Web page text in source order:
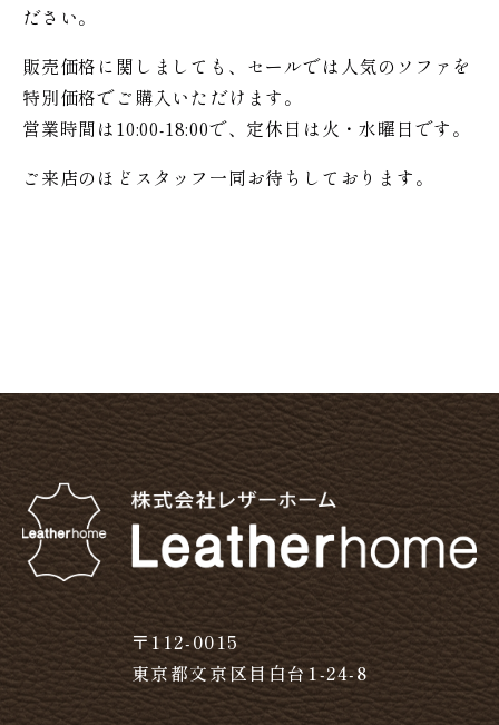
ださい。
販売価格に関しましても、セールでは人気のソファを
特別価格でご購入いただけます。
営業時間は10:00-18:00で、定休日は火・水曜日です。
ご来店のほどスタッフ一同お待ちしております。
〒112-0015
東京都文京区目白台1-24-8